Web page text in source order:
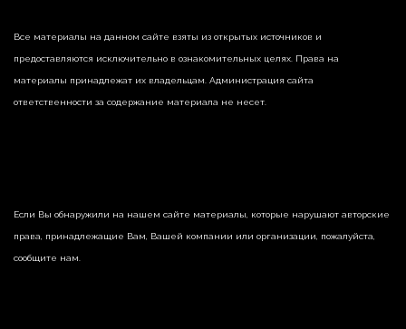
Все материалы на данном сайте взяты из открытых источников и
предоставляются исключительно в ознакомительных целях. Права на
материалы принадлежат их владельцам. Администрация сайта
ответственности за содержание материала не несет.
Если Вы обнаружили на нашем сайте материалы, которые нарушают авторские
права, принадлежащие Вам, Вашей компании или организации, пожалуйста,
сообщите нам.